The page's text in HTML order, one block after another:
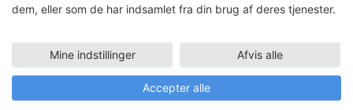
Søren Lose
Søren Lose er uddannet på
Kunstakademiet i København i
dem, eller som de har indsamlet fra din brug af deres tjenester.
Mine indstillinger Afvis alle
Accepter alle